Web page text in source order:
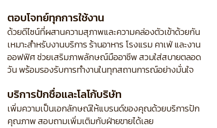
ตอบโจทย์ทุกการใช้งาน
ด้วยดีไซน์ที่ผสานความสุภาพและความคล่องตัวเข้าด้วยกัน
เหมาะสำหรับงานบริการ ร้านอาหาร โรงแรม คาเฟ่ และงาน
ออฟฟิศ ช่วยเสริมภาพลักษณ์มืออาชีพ สวมใส่สบายตลอด
วัน พร้อมรองรับการทำงานในทุกสถานการณ์อย่างมั่นใจ
บริการปักชื่อและโลโก้บริษัท
เพิ่มความเป็นเอกลักษณ์ให้แบรนด์ของคุณด้วยบริการปัก
คุณภาพ สอบถามเพิ่มเติมกับฝ่ายขายได้เลย